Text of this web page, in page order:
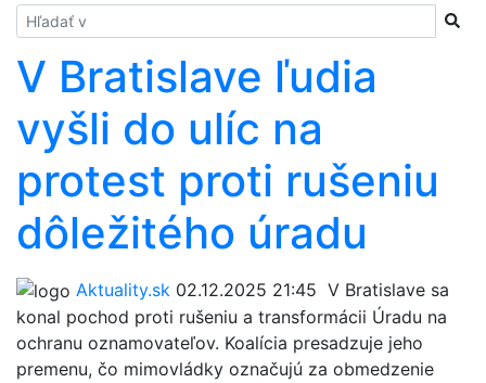
Hladať
V Bratislave ľudia
vyšli do ulíc na
protest proti rušeniu
dôležitého úradu
Aktuality.sk 02.12.2025 21:45 V Bratislave sa
konal pochod proti rušeniu a transformácii Úradu na
ochranu oznamovateľov. Koalícia presadzuje jeho
premenu, čo mimovládky označujú za obmedzenie